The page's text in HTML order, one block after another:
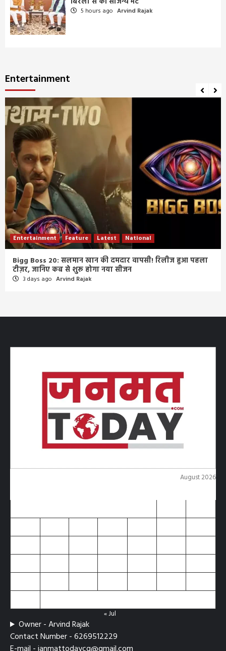
5 hours ago Arvind Rajak
Entertainment
Entertainment Feature Latest National
Bigg Boss 20: सलमान खान की दमदार वापसी! रिलीज हुआ पहला
टीज़र, जानिए कब से शुरू होगा नया सीजन
3 days ago Arvind Rajak
August 2026
« Jul
Owner - Arvind Rajak
Contact Number - 6269512229